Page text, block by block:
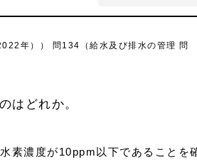
年）） 問134（給水及び排水の管理 問
はどれか。
素濃度が10ppm以下であることを